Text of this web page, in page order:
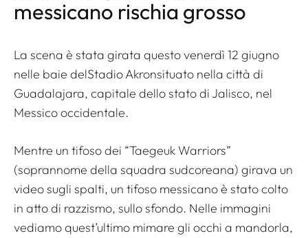
messicano rischia grosso
La scena è stata girata questo venerdì 12 giugno
nelle baie delStadio Akronsituato nella città di
Guadalajara, capitale dello stato di Jalisco, nel
Messico occidentale.
Mentre un tifoso dei “Taegeuk Warriors”
(soprannome della squadra sudcoreana) girava un
video sugli spalti, un tifoso messicano è stato colto
in atto di razzismo, sullo sfondo. Nelle immagini
vediamo quest’ultimo mimare gli occhi a mandorla,